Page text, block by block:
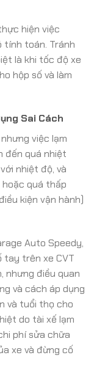
hiện việc
tính toán. Tránh
là khi tốc độ xe
hộp số và làm
Sai Cách
việc lạm
đến quá nhiệt
nhiệt độ, và
quá thấp
kiện vận hành)
Auto Speedy,
tay trên xe CVT
nhưng điều quan
và cách áp dụng
và tuổi thọ cho
do tài xế lạm
phí sửa chữa
xe và đừng cố